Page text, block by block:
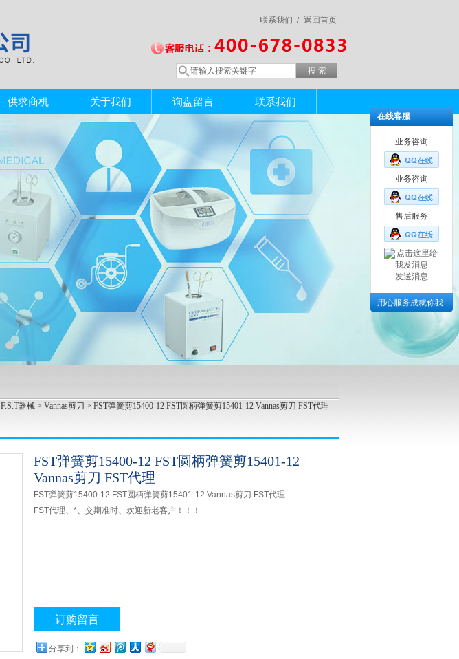
返回首页
联系我们 /
供求商机 关于我们 询盘留言 联系我们
F.S.T器械 > Vannas剪刀 > FST弹簧剪15400-12 FST圆柄弹簧剪15401-12 Vannas剪刀 FST代理
FST弹簧剪15400-12 FST圆柄弹簧剪15401-12
Vannas剪刀 FST代理
FST弹簧剪15400-12 FST圆柄弹簧剪15401-12 Vannas剪刀 FST代理
FST代理、*、交期准时、欢迎新老客户！！！
订购留言
分享到：
在线客服
业务咨询
业务咨询
售后服务
发送消息
用心服务成就你我